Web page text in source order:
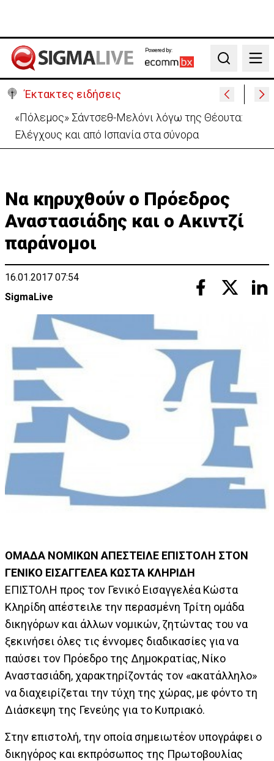
Powered by:
Search
Έκτακτες ειδήσεις
30 χρόνια από τις δολοφονίες Ισαάκ-Σολωμού-
Εκδήλωση μνήμης απόψε στο Παραλίμνι
Να κηρυχθούν ο Πρόεδρος
Αναστασιάδης και ο Ακιντζί
παράνομοι
16.01.2017 07:54
SigmaLive
ΟΜΑΔΑ ΝΟΜΙΚΩΝ ΑΠΕΣΤΕΙΛΕ ΕΠΙΣΤΟΛΗ ΣΤΟΝ
ΓΕΝΙΚΟ ΕΙΣΑΓΓΕΛΕΑ ΚΩΣΤΑ ΚΛΗΡΙΔΗ
ΕΠΙΣΤΟΛΗ προς τον Γενικό Εισαγγελέα Κώστα
Κληρίδη απέστειλε την περασμένη Τρίτη ομάδα
δικηγόρων και άλλων νομικών, ζητώντας του να
ξεκινήσει όλες τις έννομες διαδικασίες για να
παύσει τον Πρόεδρο της Δημοκρατίας, Νίκο
Αναστασιάδη, χαρακτηρίζοντάς τον «ακατάλληλο»
να διαχειρίζεται την τύχη της χώρας, με φόντο τη
Διάσκεψη της Γενεύης για το Κυπριακό.
Στην επιστολή, την οποία σημειωτέον υπογράφει ο
δικηγόρος και εκπρόσωπος της Πρωτοβουλίας